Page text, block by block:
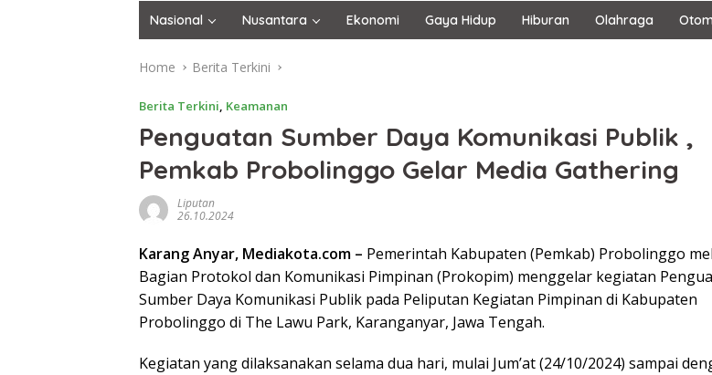
Nasional Nusantara Ekonomi Gaya Hidup Hiburan Olahraga
Home Berita Terkini
Berita Terkini, Keamanan
Penguatan Sumber Daya Komunikasi Publik ,
Pemkab Probolinggo Gelar Media Gathering
Liputan
26.10.2024
Karang Anyar, Mediakota.com – Pemerintah Kabupaten (Pemkab) Probolinggo
Bagian Protokol dan Komunikasi Pimpinan (Prokopim) menggelar kegiatan
Sumber Daya Komunikasi Publik pada Peliputan Kegiatan Pimpinan di Kabupaten
Probolinggo di The Lawu Park, Karanganyar, Jawa Tengah.
Kegiatan yang dilaksanakan selama dua hari, mulai Jum’at (24/10/2024) sampai